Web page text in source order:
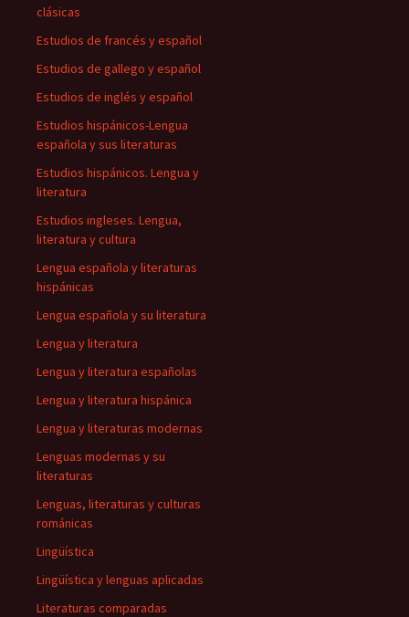
clásicas
Estudios de francés y español
Estudios de gallego y español
Estudios de inglés y español
Estudios hispánicos-Lengua
española y sus literaturas
Estudios hispánicos. Lengua y
literatura
Estudios ingleses. Lengua,
literatura y cultura
Lengua española y literaturas
hispánicas
Lengua española y su literatura
Lengua y literatura
Lengua y literatura españolas
Lengua y literatura hispánica
Lengua y literaturas modernas
Lenguas modernas y su
literaturas
Lenguas, literaturas y culturas
románicas
Lingüística
Lingüística y lenguas aplicadas
Literaturas comparadas